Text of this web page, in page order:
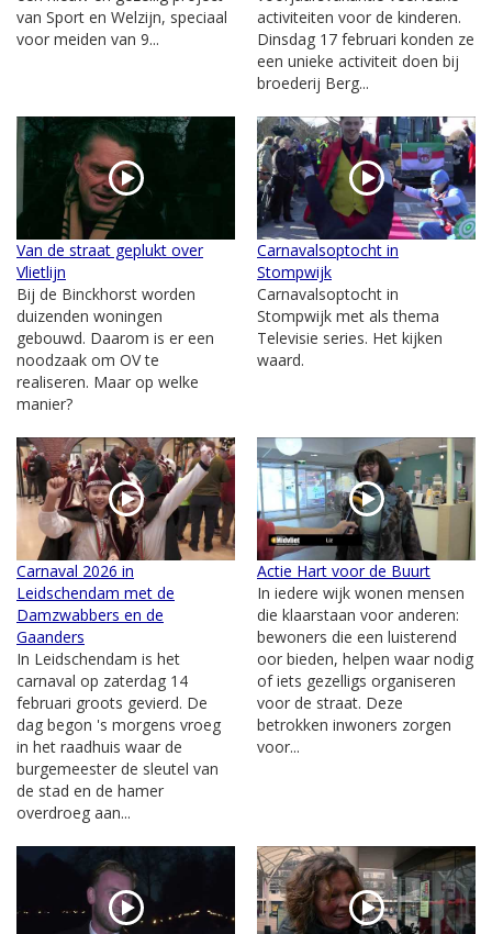
van Sport en Welzijn, speciaal
voor meiden van 9...
activiteiten voor de kinderen.
Dinsdag 17 februari konden ze
een unieke activiteit doen bij
broederij Berg...
Van de straat geplukt over
Vlietlijn
Bij de Binckhorst worden
duizenden woningen
gebouwd. Daarom is er een
noodzaak om OV te
realiseren. Maar op welke
manier?
Carnavalsoptocht in
Stompwijk
Carnavalsoptocht in
Stompwijk met als thema
Televisie series. Het kijken
waard.
Carnaval 2026 in
Leidschendam met de
Damzwabbers en de
Gaanders
In Leidschendam is het
carnaval op zaterdag 14
februari groots gevierd. De
dag begon 's morgens vroeg
in het raadhuis waar de
burgemeester de sleutel van
de stad en de hamer
overdroeg aan...
Actie Hart voor de Buurt
In iedere wijk wonen mensen
die klaarstaan voor anderen:
bewoners die een luisterend
oor bieden, helpen waar nodig
of iets gezelligs organiseren
voor de straat. Deze
betrokken inwoners zorgen
voor...